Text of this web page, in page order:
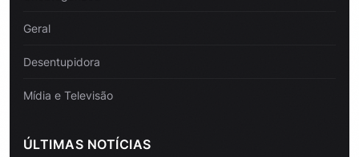
Geral
Desentupidora
Mídia e Televisão
ÚLTIMAS NOTÍCIAS